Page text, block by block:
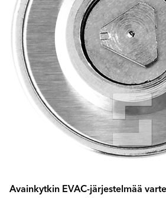
Avainkytkin EVAC-järjestelmää